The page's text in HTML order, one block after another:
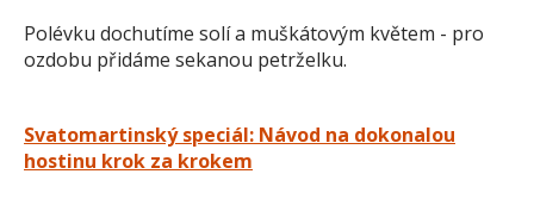
Polévku dochutíme solí a muškátovým květem - pro
ozdobu přidáme sekanou petrželku.
Svatomartinský speciál: Návod na dokonalou
hostinu krok za krokem